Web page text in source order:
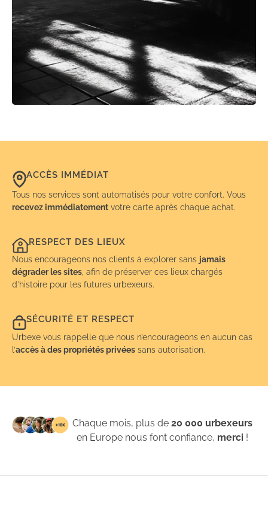
ACCÈS IMMÉDIAT
Tous nos services sont automatisés pour votre confort. Vous
recevez immédiatement votre carte après chaque achat.
RESPECT DES LIEUX
Nous encourageons nos clients à explorer sans jamais
dégrader les sites , afin de préserver ces lieux chargés
d’histoire pour les futures urbexeurs.
SÉCURITÉ ET RESPECT
Urbexe vous rappelle que nous n’encourageons en aucun cas
l’accès à des propriétés privées sans autorisation.
Chaque mois, plus de20 000 urbexeurs
en Europe nous font confiance, merci !